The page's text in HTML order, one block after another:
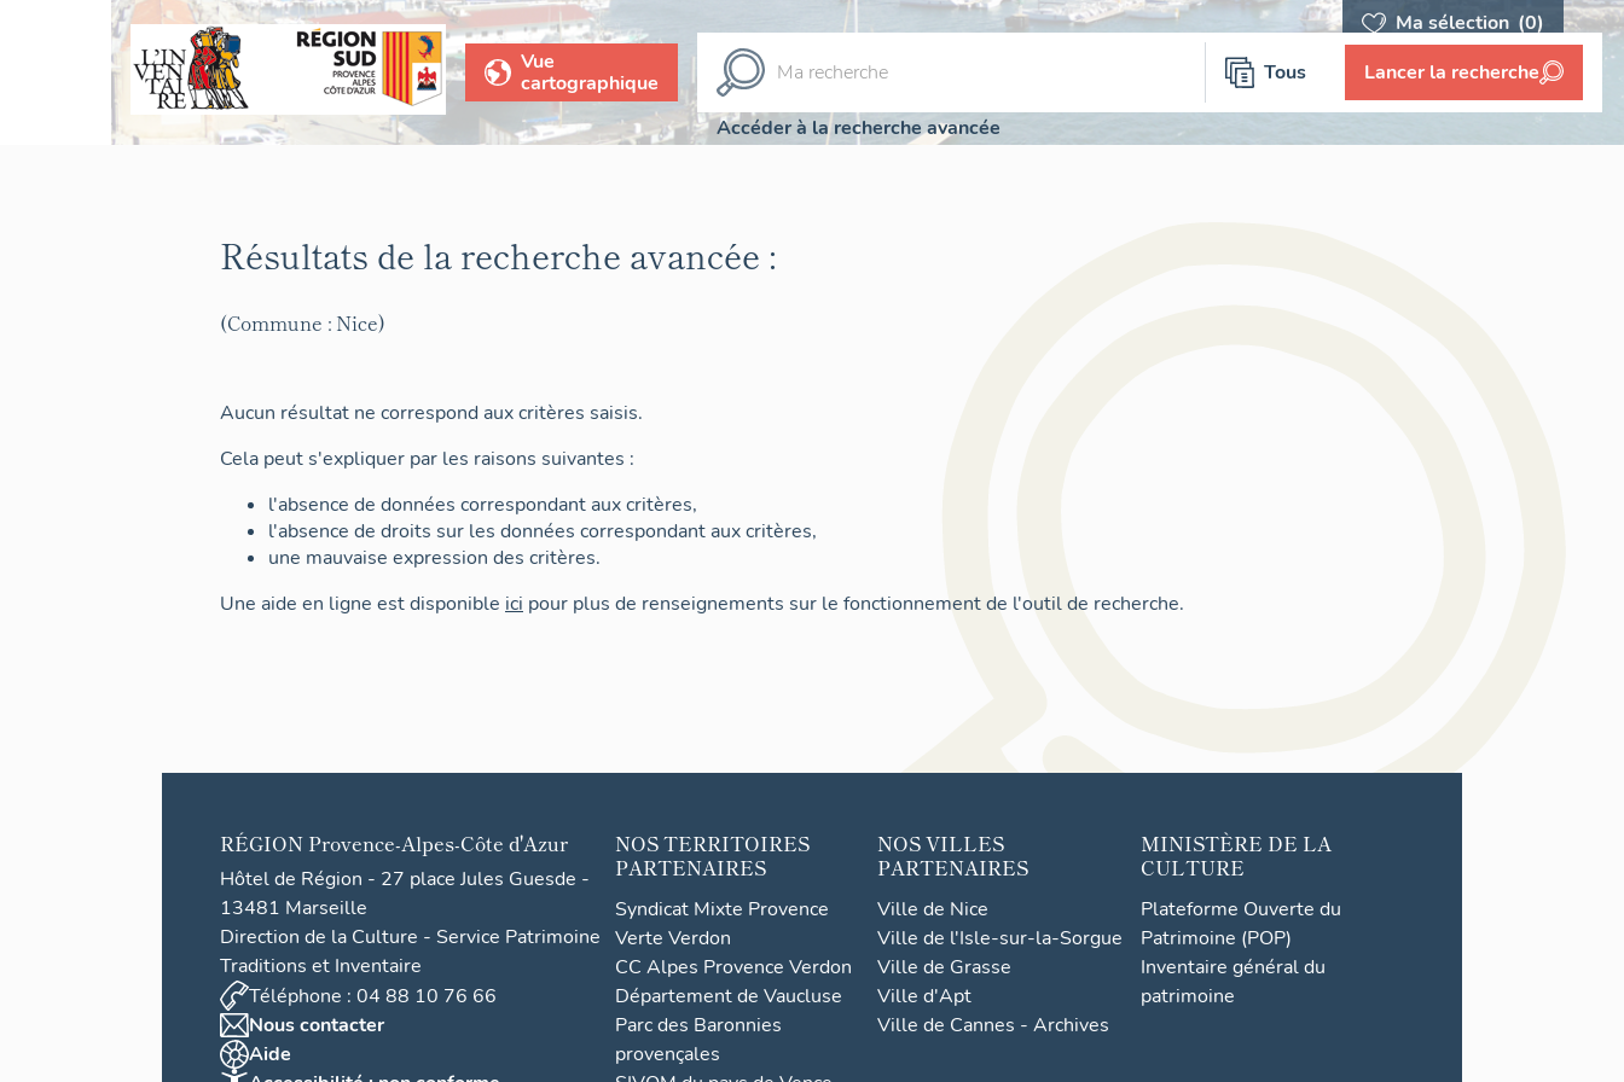
Ma sélection (0)
Vue
cartographique
Tous Lancer la recherche
Accéder à la recherche avancée
Résultats de la recherche avancée :
(Commune : Nice)
Aucun résultat ne correspond aux critères saisis.
Cela peut s'expliquer par les raisons suivantes :
l'absence de données correspondant aux critères,
l'absence de droits sur les données correspondant aux critères,
une mauvaise expression des critères.
Une aide en ligne est disponible ici pour plus de renseignements sur le fonctionnement de l'outil de recherche.
RÉGION Provence-Alpes-Côte d'Azur
Hôtel de Région - 27 place Jules Guesde -
13481 Marseille
Direction de la Culture - Service Patrimoine
Traditions et Inventaire
Téléphone : 04 88 10 76 66
Nous contacter
Aide
NOS TERRITOIRES
PARTENAIRES
Syndicat Mixte Provence
Verte Verdon
CC Alpes Provence Verdon
Département de Vaucluse
Parc des Baronnies
provençales
NOS VILLES
PARTENAIRES
Ville de Nice
Ville de l'Isle-sur-la-Sorgue
Ville de Grasse
Ville d'Apt
Ville de Cannes - Archives
MINISTÈRE DE LA
CULTURE
Plateforme Ouverte du
Patrimoine (POP)
Inventaire général du
patrimoine